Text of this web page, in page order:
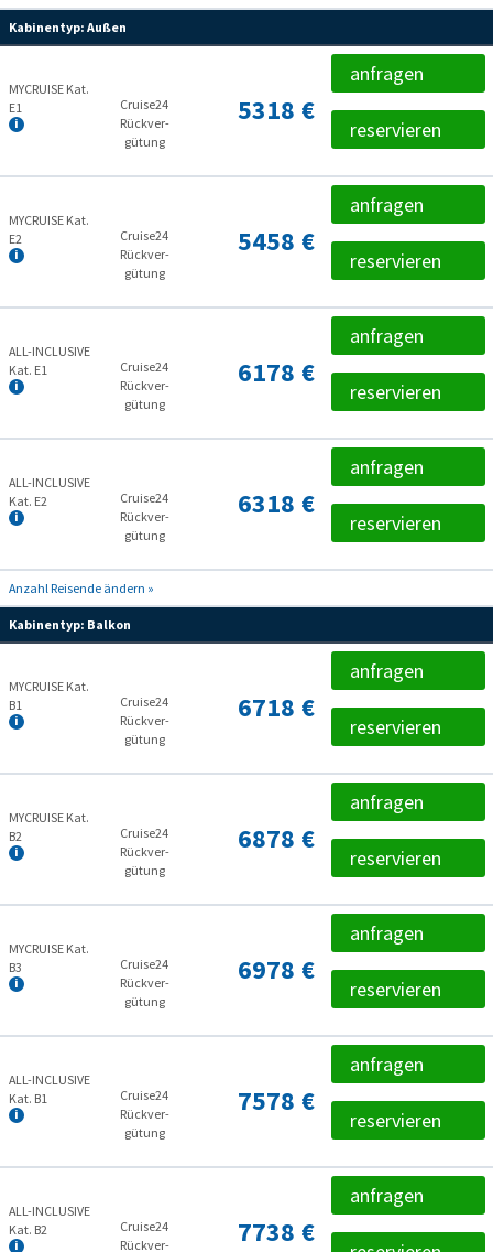
Kabinentyp: Außen
MYCRUISE Kat.
E1
Cruise24
Rückver­
gütung
5318 €
anfragen
reservieren
MYCRUISE Kat.
E2
Cruise24
Rückver­
gütung
5458 €
anfragen
reservieren
ALL-INCLUSIVE
Kat. E1
Cruise24
Rückver­
gütung
6178 €
anfragen
reservieren
ALL-INCLUSIVE
Kat. E2
Cruise24
Rückver­
gütung
6318 €
anfragen
reservieren
Anzahl Reisende ändern »
Kabinentyp: Balkon
MYCRUISE Kat.
B1
Cruise24
Rückver­
gütung
6718 €
anfragen
reservieren
MYCRUISE Kat.
B2
Cruise24
Rückver­
gütung
6878 €
anfragen
reservieren
MYCRUISE Kat.
B3
Cruise24
Rückver­
gütung
6978 €
anfragen
reservieren
ALL-INCLUSIVE
Kat. B1
Cruise24
Rückver­
gütung
7578 €
anfragen
reservieren
ALL-INCLUSIVE
Kat. B2
Cruise24
Rückver­
7738 €
anfragen